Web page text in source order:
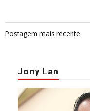
Postagem mais recente
Jony Lan